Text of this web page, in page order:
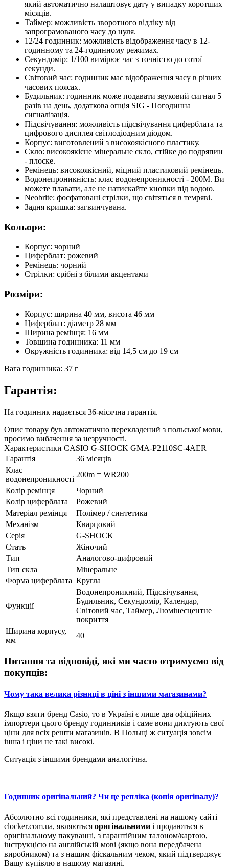
який автоматично налаштовує дату у випадку коротших
місяців.
Таймер: можливість зворотного відліку від
запрограмованого часу до нуля.
12/24 годинник: можливість відображення часу в 12-
годинному та 24-годинному режимах.
Секундомір: 1/100 вимірює час з точністю до сотої
секунди.
Світовий час: годинник має відображення часу в різних
часових поясах.
Будильник: годинник може подавати звуковий сигнал 5
разів на день, додаткова опція SIG - Погодинна
сигналізація.
Підсвічування: можливість підсвічування циферблата та
цифрового дисплея світлодіодним діодом.
Корпус: виготовлений з високоякісного пластику.
Скло: високоякісне мінеральне скло, стійке до подряпин
- плоске.
Ремінець: високоякісний, міцний пластиковий ремінець.
Водонепроникність: клас водонепроникності - 200М. Ви
можете плавати, але не натискайте кнопки під водою.
Neobrite: фосфатовані стрілки, що світяться в темряві.
Задня кришка: загвинчувана.
Кольори:
Корпус: чорний
Циферблат: рожевий
Ремінець: чорний
Стрілки: срібні з білими акцентами
Розміри:
Корпус: ширина 40 мм, висота 46 мм
Циферблат: діаметр 28 мм
Ширина ремінця: 16 мм
Товщина годинника: 11 мм
Окружність годинника: від 14,5 см до 19 см
Вага годинника: 37 г
Гарантія:
На годинник надається 36-місячна гарантія.
Опис товару був автоматично перекладений з польської мови,
просимо вибачення за незручності.
Характеристики CASIO G-SHOCK GMA-P2110SC-4AER
Гарантія
36 місяців
Клас
водонепроникності
200m = WR200
Колір ремінця
Чорний
Колір циферблата
Рожевий
Матеріал ремінця
Полімер / синтетика
Механізм
Кварцовий
Серія
G-SHOCK
Стать
Жіночий
Тип
Аналогово-цифровий
Тип скла
Мінеральне
Форма циферблата Кругла
Функції
Водонепроникний, Підсвічування,
Будильник, Секундомір, Календар,
Світовий час, Таймер, Люмінесцентне
покриття
Ширина корпусу,
мм
40
Питання та відповіді, які ми часто отримуємо від
покупців:
Чому така велика різниці в ціні з іншими магазинами?
Якщо взяти бренд Casio, то в Україні є лише два офіційних
імпортери цього бренду годинників і саме вони диктують свої
ціни для всіх решти магазинів. В Польщі ж ситуація зовсім
інша і ціни не такі високі.
Ситуація з іншими брендами аналогічна.
Годинник оригінальний? Чи це репліка (копія оригіналу)?
Абсолютно всі годинники, які представлені на нашому сайті
clocker.com.ua, являються оригінальними і продаються в
оригінальному пакуванні, з гарантійним талоном/картою,
інструкцією на англійській мові (якщо вона передбачена
виробником) та з нашим фіскальним чеком, який підтверджує
Вашу купівлю в нашому магазині.